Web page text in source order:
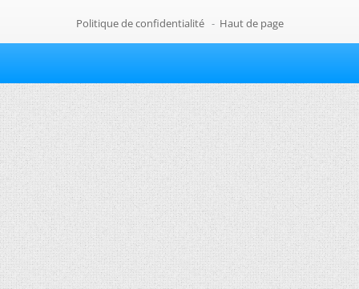
Politique de confidentialité - Haut de page